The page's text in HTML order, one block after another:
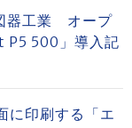
器工業 オープ
500」導入記
印刷する「エ